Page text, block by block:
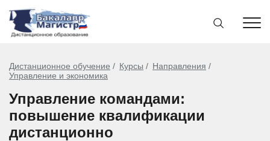
Дистанционное обучение Курсы
Направления
Управление и экономика
Управление командами:
повышение квалификации
дистанционно